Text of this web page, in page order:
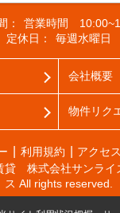
：
営業時間
定休日：
毎週水曜日
会社概要
物件リク
利用規約 アクセ
貸 株式会社サンライ
ス All rights reserved.